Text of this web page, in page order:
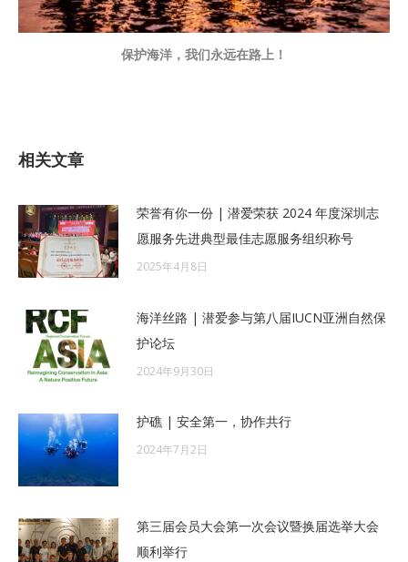
保护海洋，我们永远在路上！
相关文章
荣誉有你一份 | 潜爱荣获 2024 年度深圳志
愿服务先进典型最佳志愿服务组织称号
2025年4月8日
海洋丝路 | 潜爱参与第八届IUCN亚洲自然保
护论坛
2024年9月30日
护礁 | 安全第一，协作共行
2024年7月2日
第三届会员大会第一次会议暨换届选举大会
顺利举行